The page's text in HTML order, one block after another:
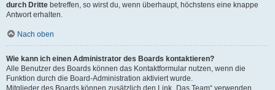
durch Dritte betreffen, so wirst du, wenn überhaupt, höchstens eine knappe
Antwort erhalten.
Nach oben
Wie kann ich einen Administrator des Boards kontaktieren?
Alle Benutzer des Boards können das Kontaktformular nutzen, wenn die
Funktion durch die Board-Administration aktiviert wurde.
Mitglieder des Boards können zusätzlich den Link „Das Team“ verwenden.